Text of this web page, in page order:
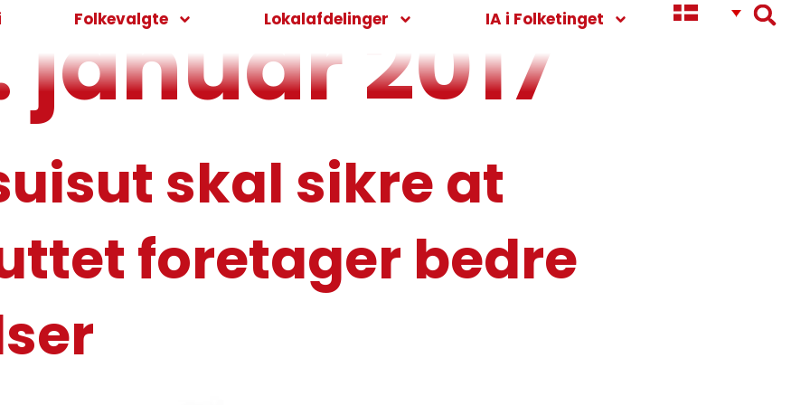
Folkevalgte Lokalafdelinger IA i Folketinget
januar 2017
skal sikre at
foretager bedre